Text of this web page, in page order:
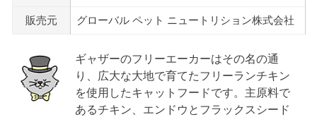
販売元 グローバル ペット ニュートリション株式会社
ギャザーのフリーエーカーはその名の通
り、広大な大地で育てたフリーランチキン
を使用したキャットフードです。主原料で
あるチキン、エンドウとフラックスシード